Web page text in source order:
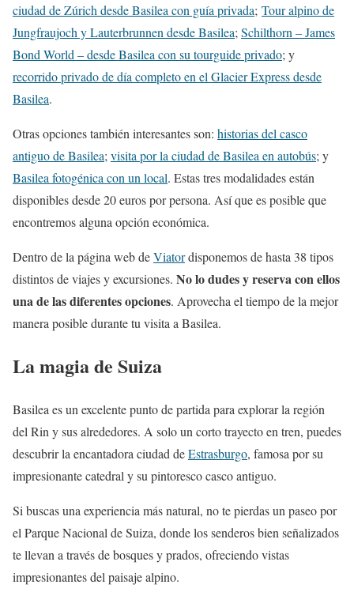
ciudad de Zúrich desde Basilea con guía privada; Tour alpino de
Jungfraujoch y Lauterbrunnen desde Basilea; Schilthorn – James
Bond World – desde Basilea con su tourguide privado; y
recorrido privado de día completo en el Glacier Express desde
Basilea.
Otras opciones también interesantes son: historias del casco
antiguo de Basilea; visita por la ciudad de Basilea en autobús; y
Basilea fotogénica con un local. Estas tres modalidades están
disponibles desde 20 euros por persona. Así que es posible que
encontremos alguna opción económica.
Dentro de la página web deViatordisponemos de hasta 38 tipos
distintos de viajes y excursiones. No lo dudes y reserva con ellos
una de las diferentes opciones. Aprovecha el tiempo de la mejor
manera posible durante tu visita a Basilea.
La magia de Suiza
Basilea es un excelente punto de partida para explorar la región
del Rin y sus alrededores. A solo un corto trayecto en tren, puedes
descubrir la encantadora ciudad deEstrasburgo, famosa por su
impresionante catedral y su pintoresco casco antiguo.
Si buscas una experiencia más natural, no te pierdas un paseo por
el Parque Nacional de Suiza, donde los senderos bien señalizados
te llevan a través de bosques y prados, ofreciendo vistas
impresionantes del paisaje alpino.